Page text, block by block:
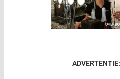
ADVERTENTIE: